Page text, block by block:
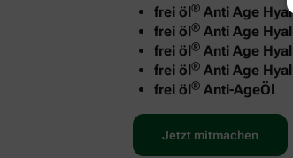
frei öl® Anti Age
frei öl® Anti Age
frei öl® Anti Age
frei öl® Anti Age
frei öl® Anti-AgeÖl
Jetzt mitmachen